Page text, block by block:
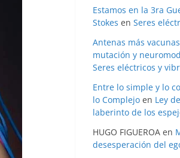
Estamos en la 3ra
Stokes en Seres
Antenas más
mutación y
Seres eléctricos y
Entre lo simple y lo
lo Complejo en Ley
laberinto de los
HUGO FIGUEROA en
desesperación del